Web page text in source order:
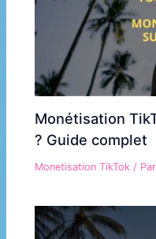
Monétisation
? Guide complet
Monetisation TikTok / Par